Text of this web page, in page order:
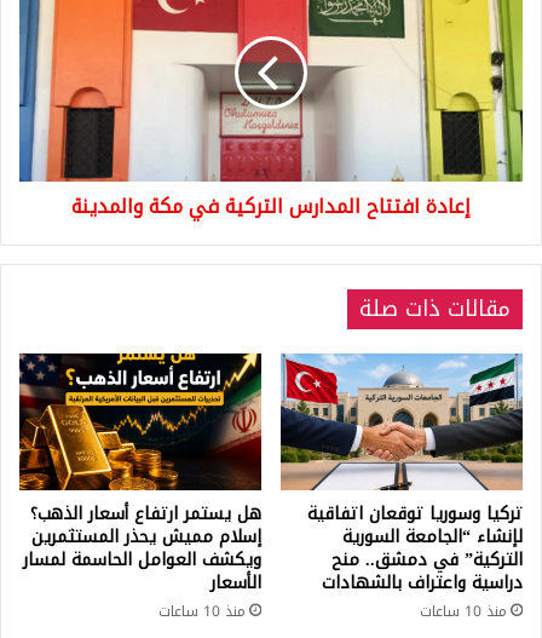
المدارس
التركية
في
مكة
والمدينة
إعادة افتتاح المدارس التركية في مكة والمدينة
مقالات ذات صلة
تركيا وسوريا توقعان اتفاقية
لإنشاء “الجامعة السورية
التركية” في دمشق.. منح
دراسية واعتراف بالشهادات
منذ 10 ساعات
هل يستمر ارتفاع أسعار الذهب؟
إسلام مميش يحذر المستثمرين
ويكشف العوامل الحاسمة لمسار
الأسعار
منذ 10 ساعات